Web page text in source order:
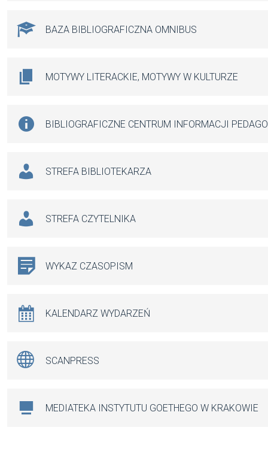
BAZA BIBLIOGRAFICZNA OMNIBUS
MOTYWY LITERACKIE, MOTYWY W KULTURZE
BIBLIOGRAFICZNE CENTRUM INFORMACJI
STREFA BIBLIOTEKARZA
STREFA CZYTELNIKA
WYKAZ CZASOPISM
KALENDARZ WYDARZEŃ
SCANPRESS
MEDIATEKA INSTYTUTU GOETHEGO W KRAKOWIE